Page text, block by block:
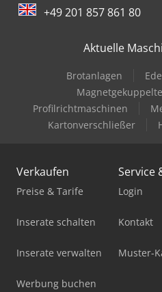
+49 201 857 861 80
Aktuelle
Brotanlagen
Profilrichtmaschinen
Kartonverschließer
Verkaufen
Preise & Tarife
Inserate schalten
Inserate verwalten
Werbung buchen
Service
Login
Kontakt
Muster-